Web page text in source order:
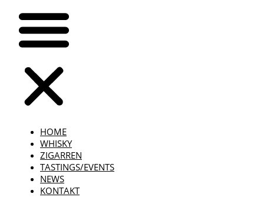
HOME
WHISKY
ZIGARREN
TASTINGS/EVENTS
NEWS
KONTAKT